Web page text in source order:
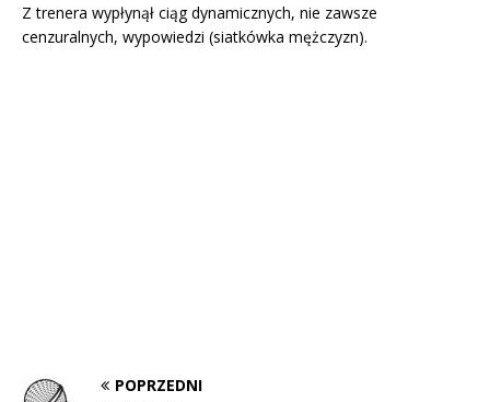
Z trenera wypłynął ciąg dynamicznych, nie zawsze
cenzuralnych, wypowiedzi (siatkówka mężczyzn).
POPRZEDNI